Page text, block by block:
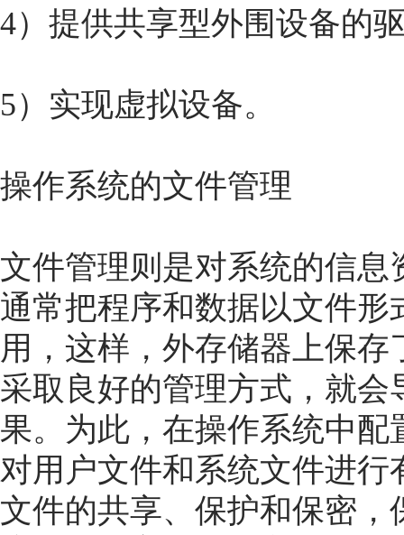
4）提供共享型外围设备的
5）实现虚拟设备。
操作系统的文件管理
文件管理则是对系统的信
通常把程序和数据以文件
用，这样，外存储器上保
采取良好的管理方式，就
果。为此，在操作系统中
对用户文件和系统文件进
文件的共享、保护和保密